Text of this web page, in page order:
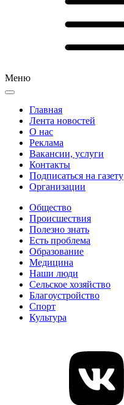
Меню
Главная
Лента новостей
О нас
Реклама
Вакансии, услуги
Контакты
Подписаться на газету
Организации
Общество
Происшествия
Полезно знать
Есть проблема
Образование
Медицина
Наши люди
Сельское хозяйство
Благоустройство
Спорт
Культура